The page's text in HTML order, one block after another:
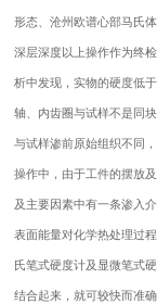
形态、沧州欧谱心部马氏
深层深度以上操作作为终
析中发现，实物的硬度低
轴、内齿圈与试样不是同
与试样渗前原始组织不同
操作中，由于工件的摆放
及主要因素中有一条渗入
表面能量对化学热处理过
氏笔式硬度计及显微笔式
结合起来，就可较快而准